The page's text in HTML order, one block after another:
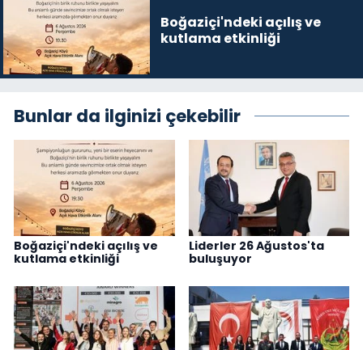
Boğaziçi'ndeki açılış ve
kutlama etkinliği
Bunlar da ilginizi çekebilir
Boğaziçi'ndeki açılış ve
kutlama etkinliği
Liderler 26 Ağustos'ta
buluşuyor